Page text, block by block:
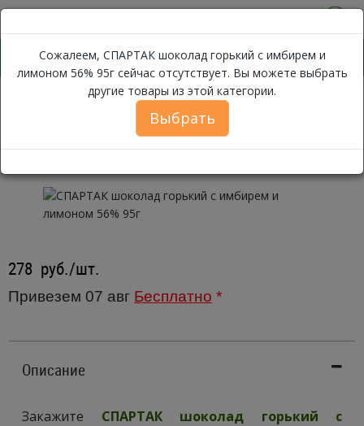
Хлеб, Выпечка, Сладости Шоколад
Сожалеем, СПАРТАК шоколад горький с имбирем и
лимоном 56% 95г сейчас отсутствует. Вы можете выбрать
другие товары из этой категории.
Выбрать
СПАРТАК шоколад горький с
имбирем и лимоном 56% 95г
278 руб./шт.
Привезем 07 авг Бесплатно *
Описание
Закажите СПАРТАК шоколад горький с